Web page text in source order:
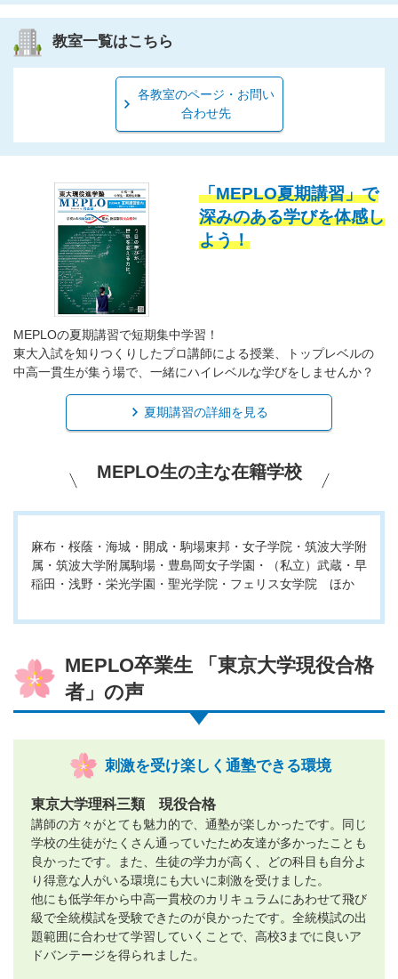
教室一覧はこちら
各教室のページ・お問い
合わせ先
「MEPLO夏期講習」で
深みのある学びを体感し
よう！
MEPLOの夏期講習で短期集中学習！
東大入試を知りつくりしたプロ講師による授業、トップレベルの
中高一貫生が集う場で、一緒にハイレベルな学びをしませんか？
夏期講習の詳細を見る
MEPLO生の主な在籍学校
麻布・桜蔭・海城・開成・駒場東邦・女子学院・筑波大学附
属・筑波大学附属駒場・豊島岡女子学園・（私立）武蔵・早
稲田・浅野・栄光学園・聖光学院・フェリス女学院 ほか
MEPLO卒業生 「東京大学現役合格
者」の声
刺激を受け楽しく通塾できる環境
東京大学理科三類 現役合格
講師の方々がとても魅力的で、通塾が楽しかったです。同じ
学校の生徒がたくさん通っていたため友達が多かったことも
良かったです。また、生徒の学力が高く、どの科目も自分よ
り得意な人がいる環境にも大いに刺激を受けました。
他にも低学年から中高一貫校のカリキュラムにあわせて飛び
級で全統模試を受験できたのが良かったです。全統模試の出
題範囲に合わせて学習していくことで、高校3までに良いア
ドバンテージを得られました。